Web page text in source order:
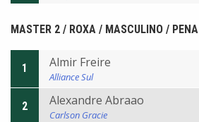
MASTER 2 / ROXA / MASCULINO / PENA
1 Almir Freire
Alliance Sul
2 Alexandre Abraao
Carlson Gracie